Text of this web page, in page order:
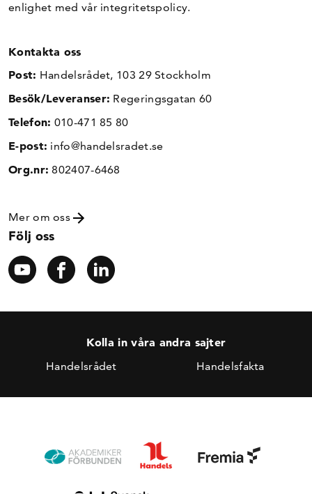
enlighet med vår integritetspolicy.
Kontakta oss
Post: Handelsrådet, 103 29 Stockholm
Besök/Leveranser: Regeringsgatan 60
Telefon: 010-471 85 80
E-post: info@handelsradet.se
Org.nr: 802407-6468
Mer om oss
Följ oss
Kolla in våra andra sajter
Handelsrådet Handelsfakta